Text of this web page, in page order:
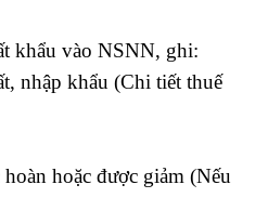
khẩu vào NSNN, ghi:
nhập khẩu (Chi tiết thuế
hoặc được giảm (Nếu